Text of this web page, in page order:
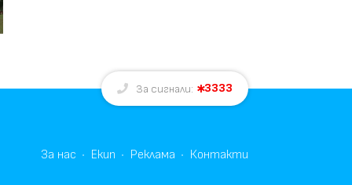
За сигнали: 3333
За нас Екип Реклама Контакти